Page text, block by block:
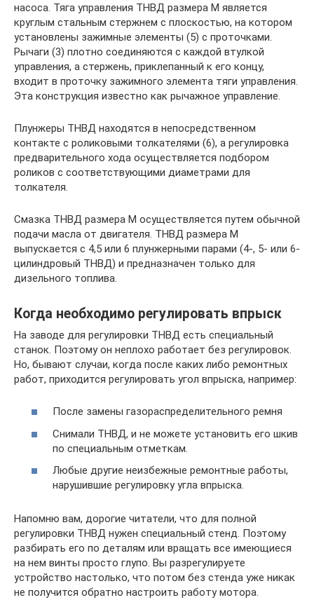
насоса. Тяга управления ТНВД размера М является
круглым стальным стержнем с плоскостью, на котором
установлены зажимные элементы (5) с проточками.
Рычаги (3) плотно соединяются с каждой втулкой
управления, а стержень, приклепанный к его концу,
входит в проточку зажимного элемента тяги управления.
Эта конструкция известно как рычажное управление.
Плунжеры ТНВД находятся в непосредственном
контакте с роликовыми толкателями (6), а регулировка
предварительного хода осуществляется подбором
роликов с соответствующими диаметрами для
толкателя.
Смазка ТНВД размера М осуществляется путем обычной
подачи масла от двигателя. ТНВД размера М
выпускается с 4,5 или 6 плунжерными парами (4-, 5- или 6-
цилиндровый ТНВД) и предназначен только для
дизельного топлива.
Когда необходимо регулировать впрыск
На заводе для регулировки ТНВД есть специальный
станок. Поэтому он неплохо работает без регулировок.
Но, бывают случаи, когда после каких либо ремонтных
работ, приходится регулировать угол впрыска, например:
После замены газораспределительного ремня
Снимали ТНВД, и не можете установить его шкив
по специальным отметкам.
Любые другие неизбежные ремонтные работы,
нарушившие регулировку угла впрыска.
Напомню вам, дорогие читатели, что для полной
регулировки ТНВД нужен специальный стенд. Поэтому
разбирать его по деталям или вращать все имеющиеся
на нем винты просто глупо. Вы разрегулируете
устройство настолько, что потом без стенда уже никак
не получится обратно настроить работу мотора.